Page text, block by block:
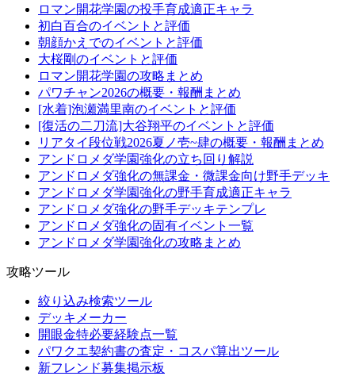
ロマン開花学園の投手育成適正キャラ
初白百合のイベントと評価
朝顔かえでのイベントと評価
大桜剛のイベントと評価
ロマン開花学園の攻略まとめ
パワチャン2026の概要・報酬まとめ
[水着]泡瀬満里南のイベントと評価
[復活の二刀流]大谷翔平のイベントと評価
リアタイ段位戦2026夏ノ壱~肆の概要・報酬まとめ
アンドロメダ学園強化の立ち回り解説
アンドロメダ強化の無課金・微課金向け野手デッキ
アンドロメダ学園強化の野手育成適正キャラ
アンドロメダ強化の野手デッキテンプレ
アンドロメダ強化の固有イベント一覧
アンドロメダ学園強化の攻略まとめ
攻略ツール
絞り込み検索ツール
デッキメーカー
開眼金特必要経験点一覧
パワクエ契約書の査定・コスパ算出ツール
新フレンド募集掲示板